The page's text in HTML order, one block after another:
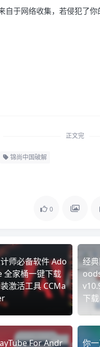
自于网络收集，若侵犯了
正文完
锦尚中国破解
0
师必备软件 Ado
全家桶一键下载
激活工具 CCMa
经
下载
For Andr
你一